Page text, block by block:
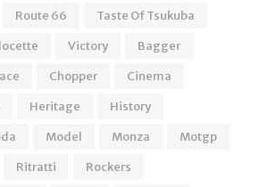
Route 66
Taste Of Tsukuba
Victory
Bagger
Chopper
Cinema
Heritage
History
Model Monza
Motgp
Ritratti
Rockers